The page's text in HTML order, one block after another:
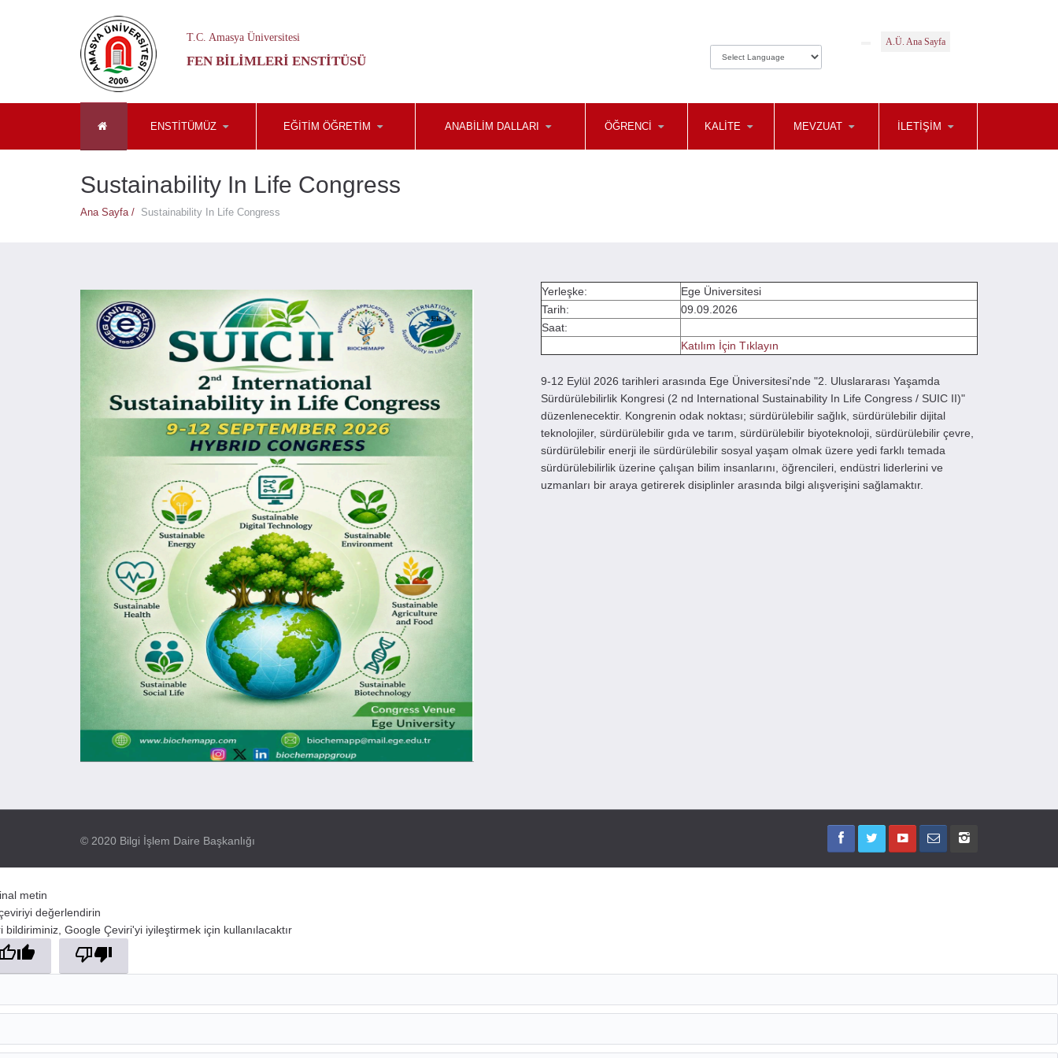
T.C. Amasya Üniversitesi
FEN BILIMLERI ENSTITÜSÜ
A.Ü. Ana Sayfa
ENSTİTÜMÜZ EĞİTİM ÖĞRETİM ANABİLİM DALLARI ÖĞRENCİ KALİTE MEVZUAT İLETİŞİM
Sustainability In Life Congress
Ana Sayfa / Sustainability In Life Congress
Yerleşke:
Ege Üniversitesi
Tarih:
09.09.2026
Saat:
Katılım İçin Tıklayın
9-12 Eylül 2026 tarihleri arasında Ege Üniversitesi'nde "2. Uluslararası Yaşamda
Sürdürülebilirlik Kongresi (2 nd International Sustainability In Life Congress / SUIC II)"
düzenlenecektir. Kongrenin odak noktası; sürdürülebilir sağlık, sürdürülebilir dijital
teknolojiler, sürdürülebilir gıda ve tarım, sürdürülebilir biyoteknoloji, sürdürülebilir çevre,
sürdürülebilir enerji ile sürdürülebilir sosyal yaşam olmak üzere yedi farklı temada
sürdürülebilirlik üzerine çalışan bilim insanlarını, öğrencileri, endüstri liderlerini ve
uzmanları bir araya getirerek disiplinler arasında bilgi alışverişini sağlamaktır.
© 2020 Bilgi İşlem Daire Başkanlığı
metin
değerlendirin
bildiriminiz, Google Çeviri'yi iyileştirmek için kullanılacaktır